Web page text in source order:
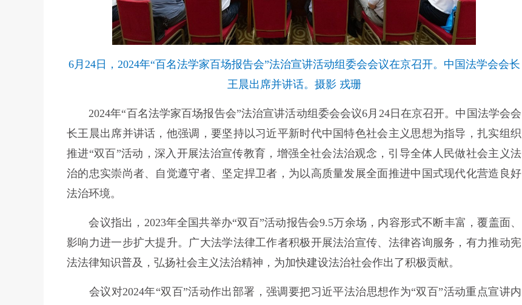
6月24日，2024年“百名法学家百场报告会”法治宣讲活动组委会会议在京召开。中国法学会会长
王晨出席并讲话。摄影 戎珊
2024年“百名法学家百场报告会”法治宣讲活动组委会会议6月24日在京召开。中国法学会会
长王晨出席并讲话，他强调，要坚持以习近平新时代中国特色社会主义思想为指导，扎实组织
推进“双百”活动，深入开展法治宣传教育，增强全社会法治观念，引导全体人民做社会主义法
治的忠实崇尚者、自觉遵守者、坚定捍卫者，为以高质量发展全面推进中国式现代化营造良好
法治环境。
会议指出，2023年全国共举办“双百”活动报告会9.5万余场，内容形式不断丰富，覆盖面、
影响力进一步扩大提升。广大法学法律工作者积极开展法治宣传、法律咨询服务，有力推动宪
法法律知识普及，弘扬社会主义法治精神，为加快建设法治社会作出了积极贡献。
会议对2024年“双百”活动作出部署，强调要把习近平法治思想作为“双百”活动重点宣讲内